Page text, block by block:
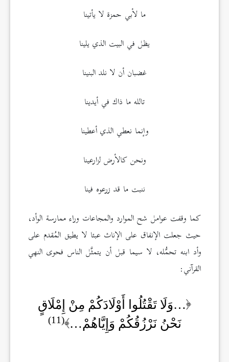
ما لأبي حمزة لا يأتينا
يظل في البيت الذي يلينا
غضبان أن لا نلد البنينا
تالله ما ذاك في أيدينا
وإنما نعطي الذي أعطينا
ونحن كالأرض لزارعينا
ننبت ما قد زرعوه فينا
كما وقفت عوامل شح الموارد والمجاعات وراء ممارسة الوأد،
حيث جعلت الإنفاق على الإناث عبئا لا يطيق المُقدم على
وأد ابنه تحمُّله، لا سيما قبل أن يتمثَّل الناس فحوى النهي
القرآني:
…وَلَا تَقْتُلُوا أَوْلَادَكُمْ مِنْ إِمْلَاقٍ
نَحْنُ نَرْزُقُكُمْ وَإِيَّاهُمْ… (11)